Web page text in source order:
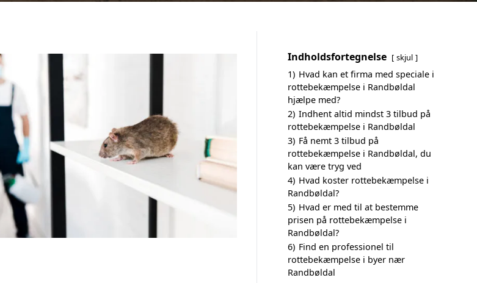
Indholdsfortegnelse skjul
1) Hvad kan et firma med speciale i
rottebekæmpelse i Randbøldal
hjælpe med?
2) Indhent altid mindst 3 tilbud på
rottebekæmpelse i Randbøldal
3) Få nemt 3 tilbud på
rottebekæmpelse i Randbøldal, du
kan være tryg ved
4) Hvad koster rottebekæmpelse i
Randbøldal?
5) Hvad er med til at bestemme
prisen på rottebekæmpelse i
Randbøldal?
6) Find en professionel til
rottebekæmpelse i byer nær
Randbøldal